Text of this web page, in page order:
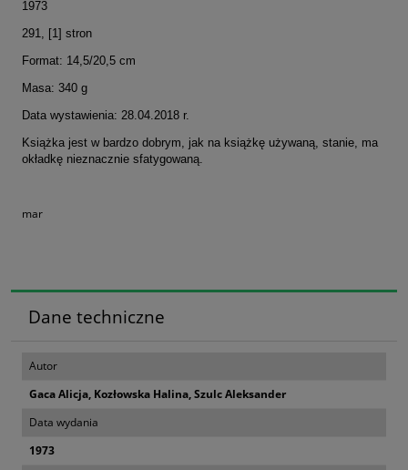
1973
291, [1] stron
Format: 14,5/20,5 cm
Masa: 340 g
Data wystawienia: 28.04.2018 r.
Książka jest w bardzo dobrym, jak na książkę używaną, stanie, ma
okładkę nieznacznie sfatygowaną.
mar
Dane techniczne
Autor
Gaca Alicja, Kozłowska Halina, Szulc Aleksander
Data wydania
1973